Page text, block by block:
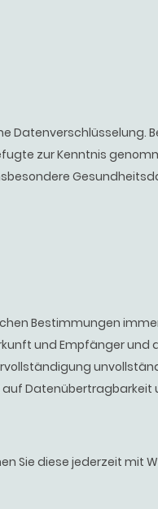
Datenverschlüsselung.
zur Kenntnis
Bestimmungen
und Empfänger
Sie diese jederzeit mit